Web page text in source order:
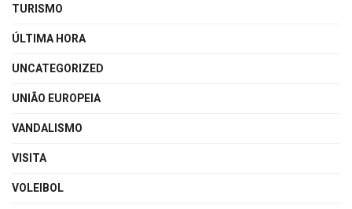
TURISMO
ÚLTIMA HORA
UNCATEGORIZED
UNIÃO EUROPEIA
VANDALISMO
VISITA
VOLEIBOL